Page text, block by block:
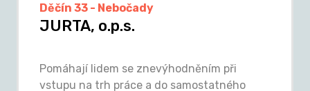
Děčín 33 - Nebočady
JURTA, o.p.s.
Pomáhají lidem se znevýhodněním při
vstupu na trh práce a do samostatného